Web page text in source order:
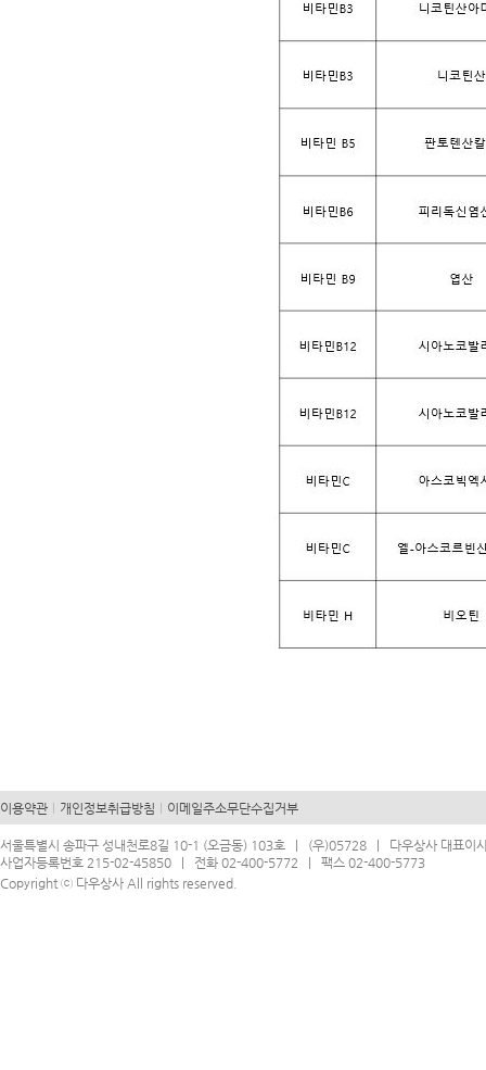
이용약관 개인정보취급방침 이메일주소무단수집거부
서울특별시 송파구 성내천로8길 10-1 (오금동) 103호 | (우)05728 | 다우상사 대표이
사업자등록번호 215-02-45850 | 전화 02-400-5772 | 팩스 02-400-5773
Copyright ⓒ 다우상사 All rights reserved.